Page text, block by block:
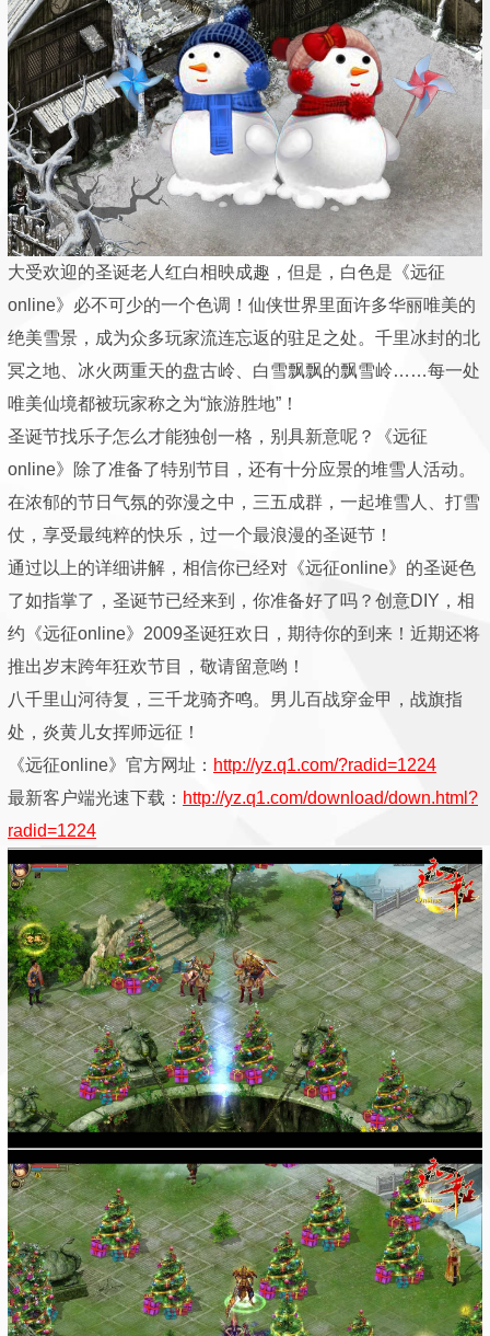
大受欢迎的圣诞老人红白相映成趣，但是，白色是《远征
online》必不可少的一个色调！仙侠世界里面许多华丽唯美的
绝美雪景，成为众多玩家流连忘返的驻足之处。千里冰封的北
冥之地、冰火两重天的盘古岭、白雪飘飘的飘雪岭……每一处
唯美仙境都被玩家称之为“旅游胜地”！
圣诞节找乐子怎么才能独创一格，别具新意呢？《远征
online》除了准备了特别节目，还有十分应景的堆雪人活动。
在浓郁的节日气氛的弥漫之中，三五成群，一起堆雪人、打雪
仗，享受最纯粹的快乐，过一个最浪漫的圣诞节！
通过以上的详细讲解，相信你已经对《远征online》的圣诞色
了如指掌了，圣诞节已经来到，你准备好了吗？创意DIY，相
约《远征online》2009圣诞狂欢日，期待你的到来！近期还将
推出岁末跨年狂欢节目，敬请留意哟！
八千里山河待复，三千龙骑齐鸣。男儿百战穿金甲，战旗指
处，炎黄儿女挥师远征！
《远征online》官方网址： http://yz.q1.com/?radid=1224
最新客户端光速下载： http://yz.q1.com/download/down.html?
radid=1224